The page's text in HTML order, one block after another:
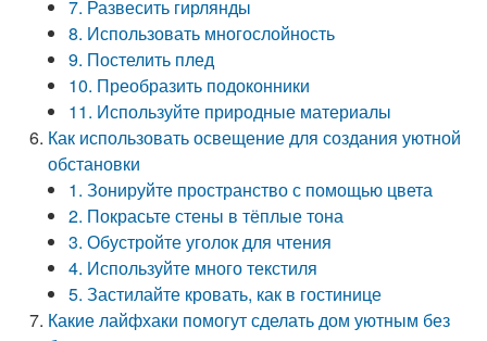
7. Развесить гирлянды
8. Использовать многослойность
9. Постелить плед
10. Преобразить подоконники
11. Используйте природные материалы
Как использовать освещение для создания уютной
обстановки
1. Зонируйте пространство с помощью цвета
2. Покрасьте стены в тёплые тона
3. Обустройте уголок для чтения
4. Используйте много текстиля
5. Застилайте кровать, как в гостинице
Какие лайфхаки помогут сделать дом уютным без